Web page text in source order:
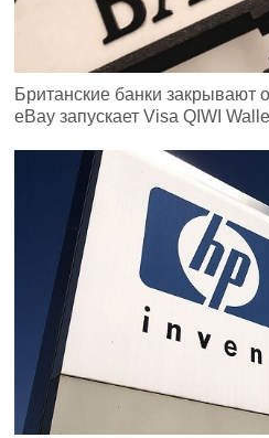
Британские банки закрывают
eBay запускает Visa QIWI